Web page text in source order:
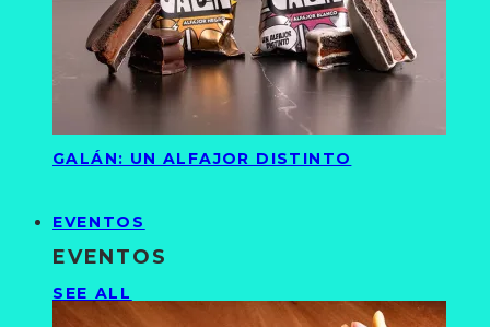
GALÁN: UN ALFAJOR DISTINTO
EVENTOS
EVENTOS
SEE ALL